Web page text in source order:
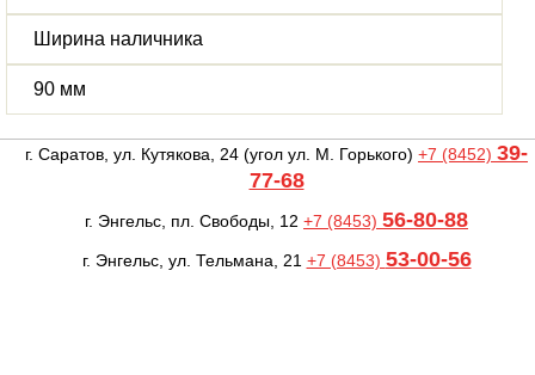
Ширина наличника
90 мм
г. Саратов, ул. Кутякова, 24 (угол ул. М. Горького) +7 (8452) 39-
77-68
г. Энгельс, пл. Свободы, 12 +7 (8453) 56-80-88
г. Энгельс, ул. Тельмана, 21 +7 (8453) 53-00-56